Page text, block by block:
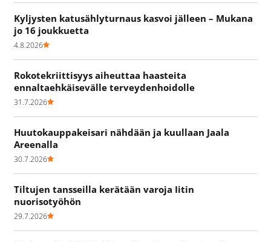
Kyljysten katusählyturnaus kasvoi jälleen – Mukana
jo 16 joukkuetta
4.8.2026
Rokotekriittisyys aiheuttaa haasteita
ennaltaehkäisevälle terveydenhoidolle
31.7.2026
Huutokauppakeisari nähdään ja kuullaan Jaala
Areenalla
30.7.2026
Tiltujen tansseilla kerätään varoja Iitin
nuorisotyöhön
29.7.2026